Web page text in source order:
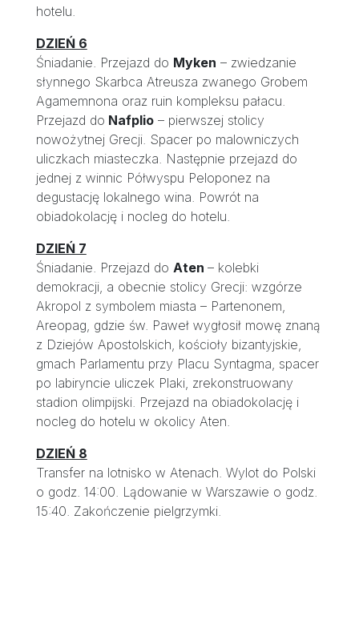
hotelu.
DZIEŃ 6
Śniadanie. Przejazd do Myken – zwiedzanie
słynnego Skarbca Atreusza zwanego Grobem
Agamemnona oraz ruin kompleksu pałacu.
Przejazd do Nafplio– pierwszej stolicy
nowożytnej Grecji. Spacer po malowniczych
uliczkach miasteczka. Następnie przejazd do
jednej z winnic Półwyspu Peloponez na
degustację lokalnego wina. Powrót na
obiadokolację i nocleg do hotelu.
DZIEŃ 7
Śniadanie. Przejazd do Aten – kolebki
demokracji, a obecnie stolicy Grecji: wzgórze
Akropol z symbolem miasta – Partenonem,
Areopag, gdzie św. Paweł wygłosił mowę znaną
z Dziejów Apostolskich, kościoły bizantyjskie,
gmach Parlamentu przy Placu Syntagma, spacer
po labiryncie uliczek Plaki, zrekonstruowany
stadion olimpijski. Przejazd na obiadokolację i
nocleg do hotelu w okolicy Aten.
DZIEŃ 8
Transfer na lotnisko w Atenach. Wylot do Polski
o godz. 14:00. Lądowanie w Warszawie o godz.
15:40. Zakończenie pielgrzymki.